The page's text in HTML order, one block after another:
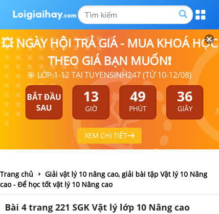
💥 NGÀY HỘI TRẢ GIÁ - MUA KHOÁ HỌC
THEO GIÁ BẠN MUỐN❗
🎯 LỚP 1-12 TẠI TUYENSINH247 (TỪ 10-12/08)
BẮT ĐẦU
SAU
13
GIỜ
49
PHÚT
36
GIÂY
XEM CHI TIẾT
Trang chủ
Giải vật lý 10 nâng cao, giải bài tập Vật lý 10 Nâng
cao - Để học tốt vật lý 10 Nâng cao
Bài 4 trang 221 SGK Vật lý lớp 10 Nâng cao